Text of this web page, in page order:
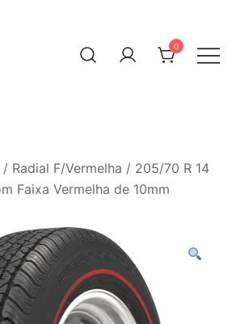
0
/ Radial F/Vermelha / 205/70 R 14
Faixa Vermelha de 10mm